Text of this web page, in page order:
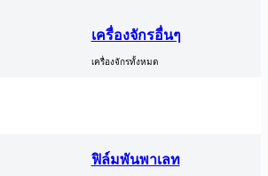
เครื่องจักรอื่นๆ
เครื่องจักรทั้งหมด
ฟิล์มพันพาเลท